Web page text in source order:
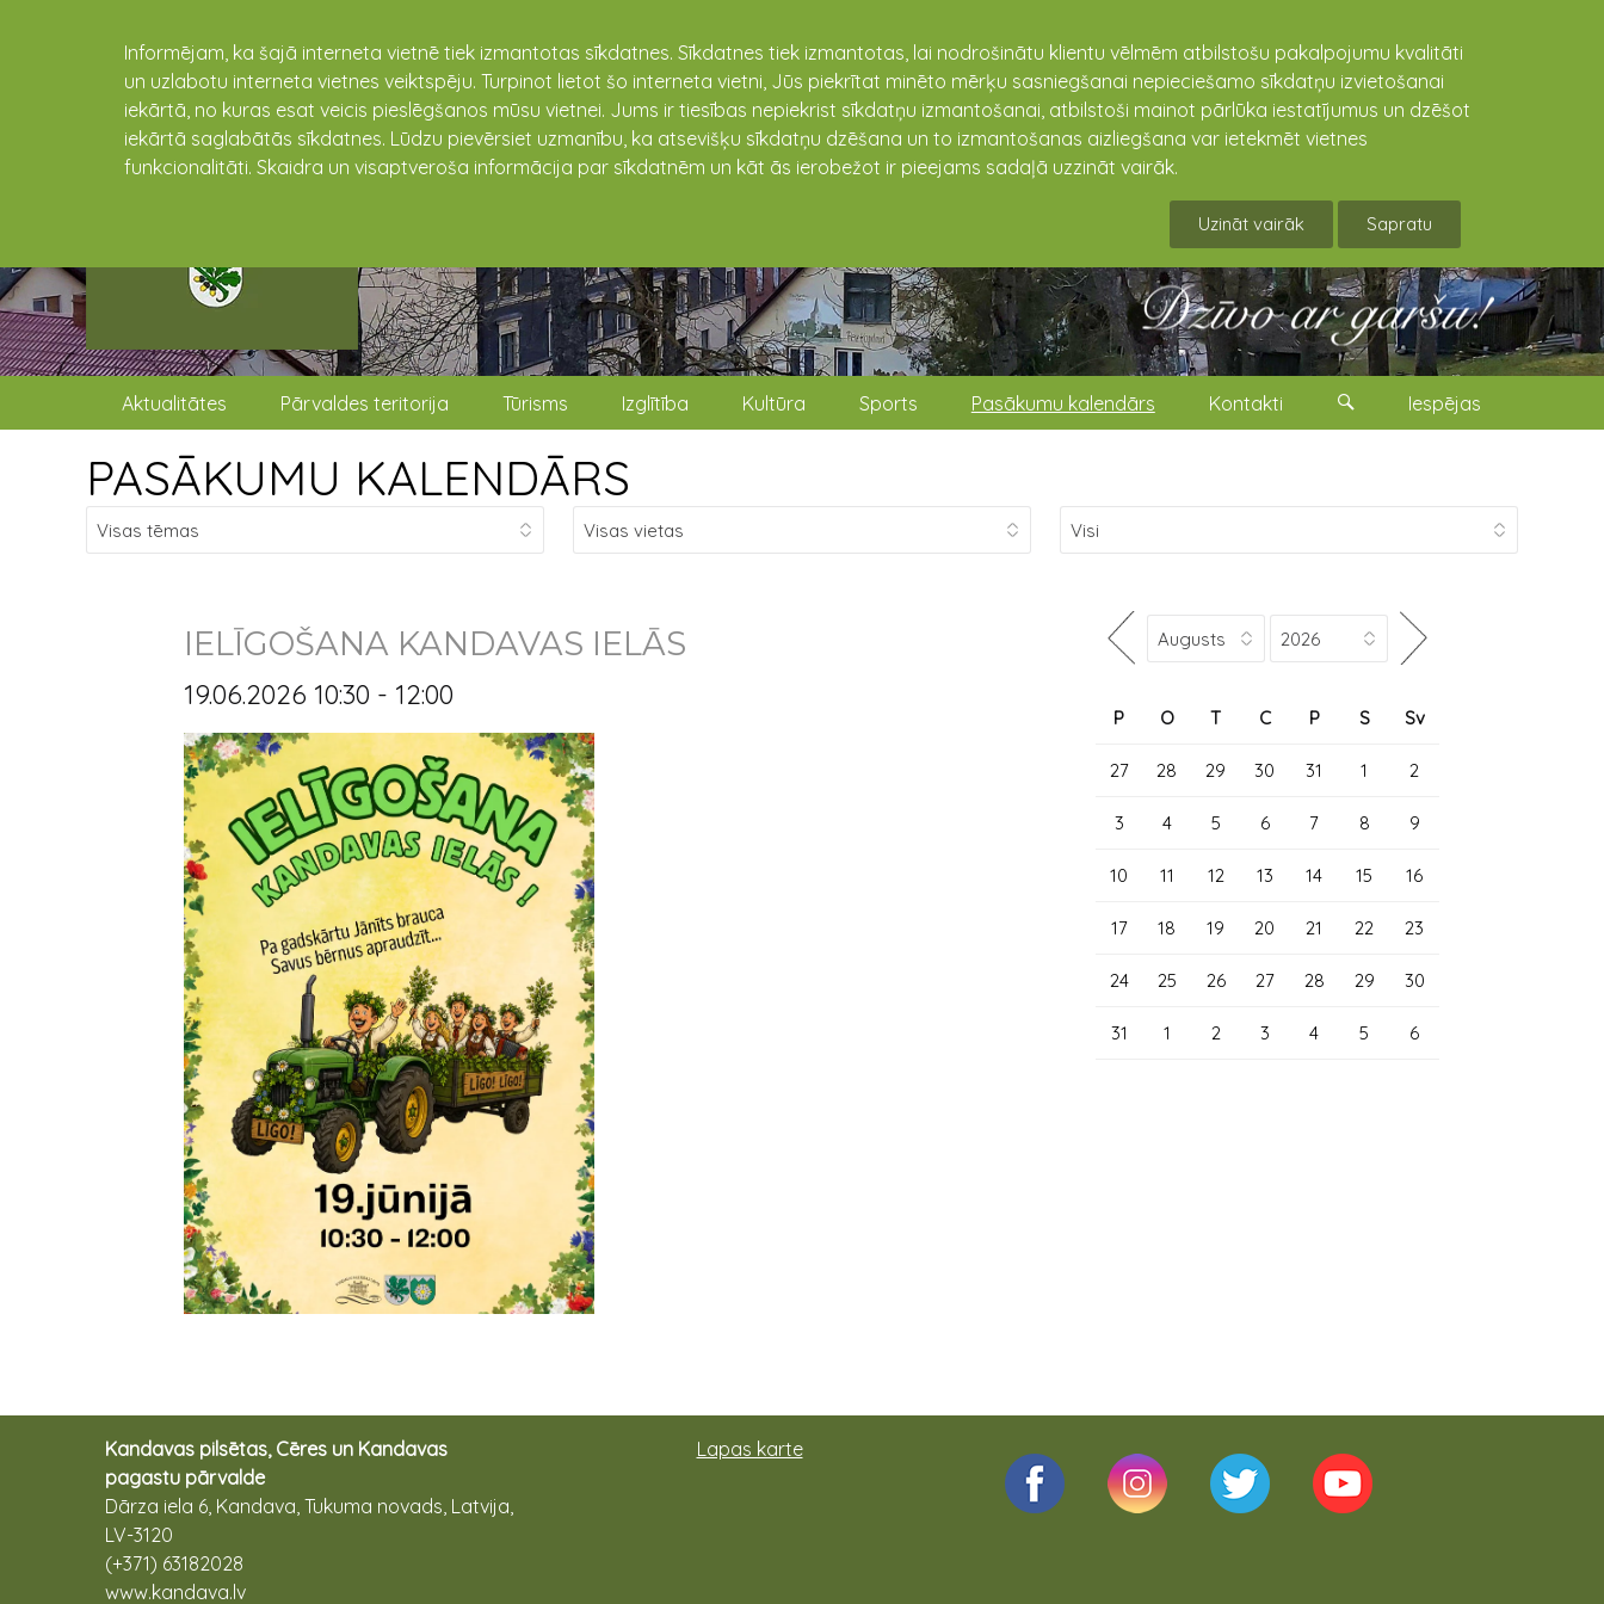
Informējam, ka šajā interneta vietnē tiek izmantotas sīkdatnes. Sīkdatnes tiek izmantotas, lai nodrošinātu klientu vēlmēm atbilstošu pakalpojumu kvalitāti
un uzlabotu interneta vietnes veiktspēju. Turpinot lietot šo interneta vietni, Jūs piekrītat minēto mērķu sasniegšanai nepieciešamo sīkdatņu izvietošanai
iekārtā, no kuras esat veicis pieslēgšanos mūsu vietnei. Jums ir tiesības nepiekrist sīkdatņu izmantošanai, atbilstoši mainot pārlūka iestatījumus un dzēšot
iekārtā saglabātās sīkdatnes. Lūdzu pievērsiet uzmanību, ka atsevišķu sīkdatņu dzēšana un to izmantošanas aizliegšana var ietekmēt vietnes
funkcionalitāti. Skaidra un visaptveroša informācija par sīkdatnēm un kāt ās ierobežot ir pieejams sadaļā uzzināt vairāk.
Uzināt vairāk Sapratu
Aktualitātes Pārvaldes teritorija Tūrisms Izglītība Kultūra Sports Pasākumu kalendārs Kontakti Iespējas
PASĀKUMU KALENDĀRS
IELĪGOŠANA KANDAVAS IELĀS
19.06.2026 10:30 - 12:00
P O T C P S Sv
27 28 29 30 31 1 2
3 4 5 6 7 8 9
10 11 12 13 14 15 16
17 18 19 20 21 22 23
24 25 26 27 28 29 30
31 1 2 3 4 5 6
Kandavas pilsētas, Cēres un Kandavas
pagastu pārvalde
Dārza iela 6, Kandava, Tukuma novads, Latvija,
LV-3120
(+371) 63182028
www.kandava.lv
Lapas karte